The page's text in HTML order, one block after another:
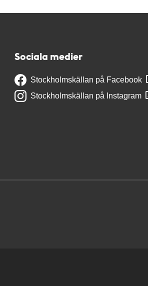
Sociala medier
Stockholmskällan på Facebook
Stockholmskällan på Instagram